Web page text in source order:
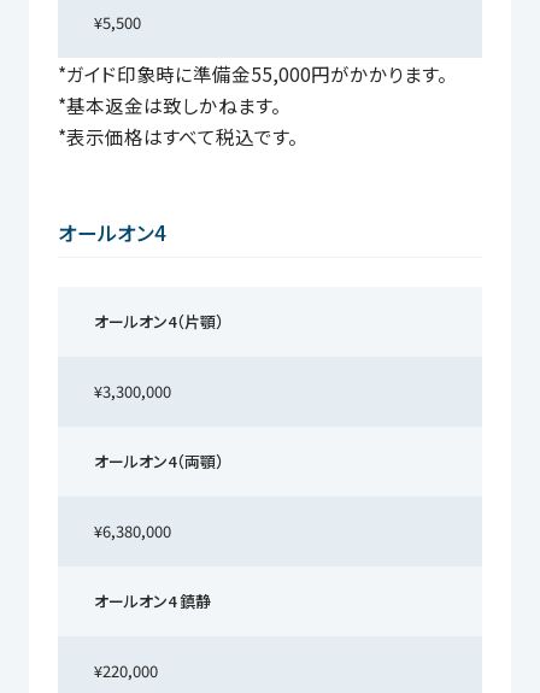
¥5,500
*ガイド印象時に準備金55,000円がかかります。
*基本返金は致しかねます。
*表示価格はすべて税込です。
オールオン4
オールオン4（片顎）
¥3,300,000
オールオン4（両顎）
¥6,380,000
オールオン4 鎮静
¥220,000